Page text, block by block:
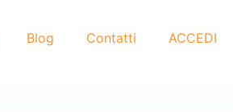
Blog Contatti ACCEDI